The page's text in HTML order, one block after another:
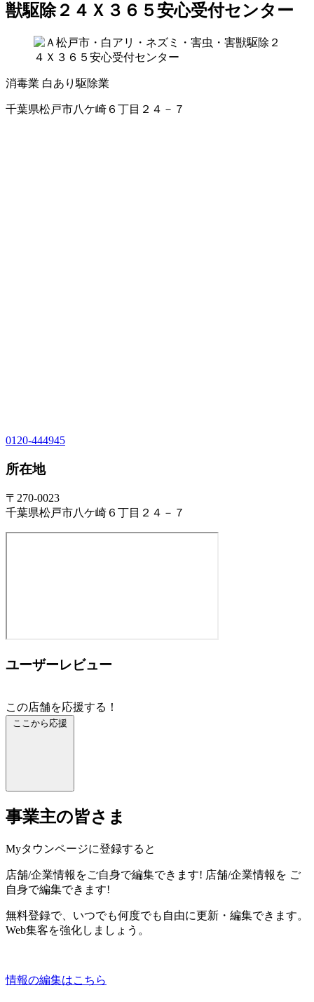
獣駆除２４Ｘ３６５安心受付センター
消毒業 白あり駆除業
千葉県松戸市八ケ崎６丁目２４－７
0120-444945
所在地
〒270-0023
千葉県松戸市八ケ崎６丁目２４－７
ユーザーレビュー
この店舗を応援する！
ここから応援
事業主の皆さま
Myタウンページに登録すると
店舗/企業情報をご自身で編集できます! 店舗/企業情報を ご
自身で編集できます!
無料登録で、いつでも何度でも自由に更新・編集できます。
Web集客を強化しましょう。
情報の編集はこちら